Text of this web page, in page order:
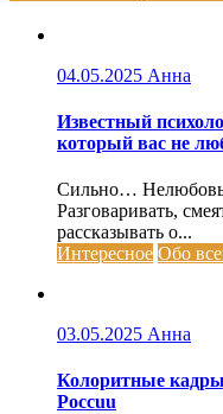
04.05.2025 Анна
Известный
который вас не
Сильно… Нелюбовь
Разговаривать,
рассказывать о...
Интересное Обо
03.05.2025 Анна
Колоритные
Россuu